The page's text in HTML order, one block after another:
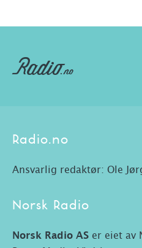
Radio.no
Ansvarlig redaktør: Ole
Norsk Radio
Norsk Radio AS er eiet av